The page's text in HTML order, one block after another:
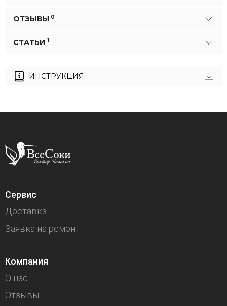
ОТЗЫВЫ 0
СТАТЬИ 1
ИНСТРУКЦИЯ
Сервис
Доставка
Заявка на ремонт
Компания
О нас
Отзывы